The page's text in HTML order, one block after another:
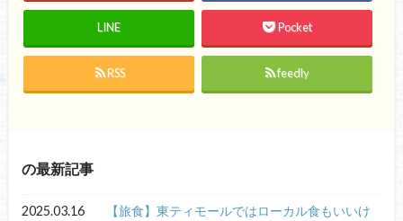
LINE Pocket
RSS feedly
の最新記事
2025.03.16
【旅食】東ティモールではローカル食もいいけ